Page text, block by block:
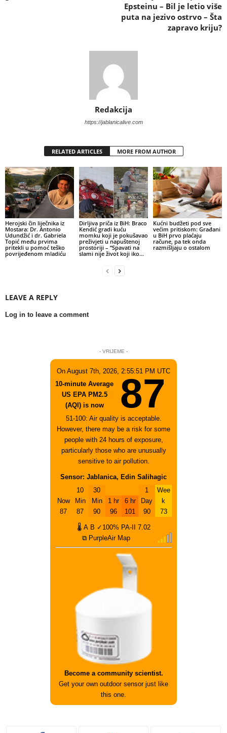
Epsteinu – Bil je letio više
puta na jezivo ostrvo – Šta
zapravo kriju?
Redakcija
https://jablanicalive.com
RELATED ARTICLES MORE FROM AUTHOR
Herojski čin liječnika iz
Mostara: Dr. Antonio
Udundžić i dr. Gabriela
Topić među prvima
pritekli u pomoć teško
povrijeđenom mladiću
Dirljiva priča iz BiH: Braco
Kendić gradi kuću
momku koji je pokušavao
preživjeti u napuštenoj
prostoriji – “Spavati na
slami nije život koji iko...
Kućni budžeti pod sve
većim pritiskom: Građani
u BiH prvo plaćaju
račune, pa tek onda
razmišljaju o ostalom
LEAVE A REPLY
Log in to leave a comment
- VRIJEME -
On August 7th, 2026, 2:55:51 PM UTC
10-minute Average
US EPA PM2.5
(AQI) is now
87
51-100: Air quality is acceptable.
However, there may be a risk for some
people with 24 hours of exposure,
particularly those who are unusually
sensitive to air pollution.
Sensor: Jablanica, Edin Salihagic
Now
87
10
Min
87
30
Min
90
1 hr
96
6 hr
101
1
Day
90
Wee
k
73
🌡 A B ✓100% PA-II
7.02
⧉ PurpleAir Map
Become a community scientist.
Get your own outdoor sensor just like
this one.